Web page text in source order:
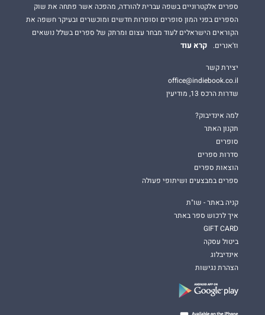
ספרים אלקטרוניים בשפה עברית להורדה, מהפכה אשר פתחה את שוק
הספרים בפני המון סופרים וסופרות חדשים ומוכשרים ובעיקר חשפה את
הקוראים הישראלים לעוד מבחר עצום ומרתק של ספרים בשלל נושאים
וז'אנרים.
קרא עוד
יצירת קשר
office@indiebook.co.il
שדרות הרכס 13, מודיעין
למה אינדיבוק?
תקנון האתר
סופרים
סדרות ספרים
הוצאות ספרים
ספרים במבצעים ושיתופי פעולה
קניה באתר - שו"ת
איך לרכוש ספר באתר
GIFT CARD
ביטול עסקה
אינדיבלוג
הצהרת נגישות